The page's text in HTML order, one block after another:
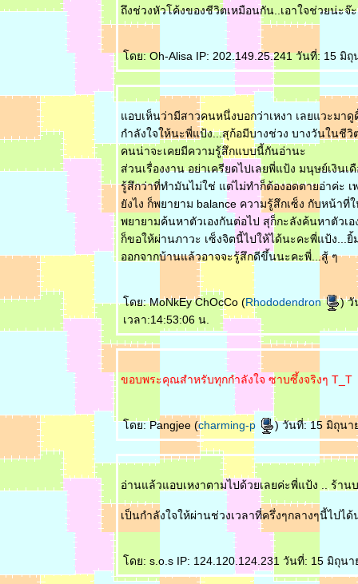
ถึงช่วงหัวโค้งของชีวิตเหมือนกัน..เอาใจช่วยน่ะจ๊
ดย: Oh-Alisa IP: 202.149.25.241 วันที่: 15 มิถุ
อบเห็นว่ามีสาวคนหนึ่งบอกว่าเหงา เลยแวะมาดู
กำลังใจให้นะพี่แป้ง...สุก้อมีบางช่วง บางวันในชี
คนน่าจะเคยมีความรู้สึกแบบนี้กันอ่านะ
ส่วนเรื่องงาน อย่าเครียดไปเลยพี่แป้ง มนุษย์เงิน
รู้สึกว่าที่ทำมันไม่ใช่ แต่ไม่ทำก็ต้องอดตายอ่าค่ะ
งไง ก็พยายาม balance ความรู้สึกเซ็ง กับหน้าที่
พยายามค้นหาตัวเองกันต่อไป สุก็กะลังค้นหาตัวเอ
ก็ขอให้ผ่านภาวะ เซ็งจิตนี้ไปให้ได้นะคะพี่แป้ง...
ออกจากบ้านแล้วอาจจะรู้สึกดีขึ้นนะคะพี่...สู้ ๆ
ดย: MoNkEy ChOcCo (Rhododendron
) วั
เวลา:14:53:06 น.
ขอบพระคุณสำหรับทุกกำลังใจ ซาบซึ้งจริงๆ T_T
ดย: Pangjee (charming-p ) วันที่: 15 มิถุนา
อ่านแล้วแอบเหงาตามไปด้วยเลยค่ะพี่แป้ง .. ร้าน
เป็นกำลังใจให้ผ่านช่วงเวลาที่ครึ่งๆกลางๆนี้ไปไ
ดย: s.o.s IP: 124.120.124.231 วันที่: 15 มิถุนา